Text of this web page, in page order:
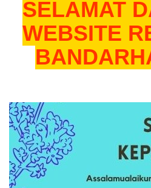
08
Pelaksanaan Ujian
Pelajaran 2022/2023
SELAMAT
WEBSITE